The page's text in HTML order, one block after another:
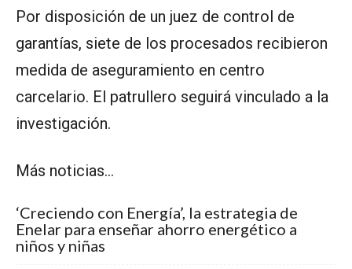
Por disposición de un juez de control de
garantías, siete de los procesados recibieron
medida de aseguramiento en centro
carcelario. El patrullero seguirá vinculado a la
investigación.
Más noticias…
‘Creciendo con Energía’, la estrategia de
Enelar para enseñar ahorro energético a
niños y niñas